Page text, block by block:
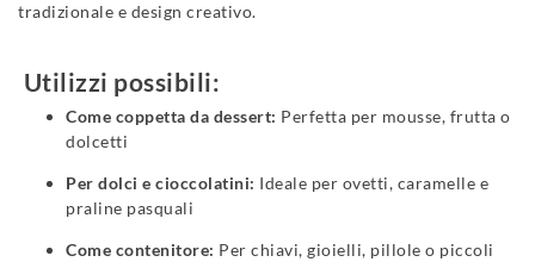
tradizionale e design creativo.
Utilizzi possibili:
Come coppetta da dessert: Perfetta per mousse, frutta o
dolcetti
Per dolci e cioccolatini: Ideale per ovetti, caramelle e
praline pasquali
Come contenitore: Per chiavi, gioielli, pillole o piccoli